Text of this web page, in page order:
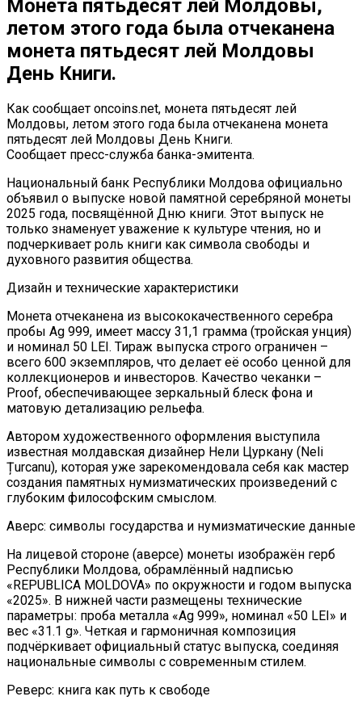
Монета пятьдесят лей Молдовы,
летом этого года была отчеканена
монета пятьдесят лей Молдовы
День Книги.
Как сообщает oncoins.net, монета пятьдесят лей
Молдовы, летом этого года была отчеканена монета
пятьдесят лей Молдовы День Книги.
Сообщает пресс-служба банка-эмитента.
Национальный банк Республики Молдова официально
объявил о выпуске новой памятной серебряной монеты
2025 года, посвящённой Дню книги. Этот выпуск не
только знаменует уважение к культуре чтения, но и
подчеркивает роль книги как символа свободы и
духовного развития общества.
Дизайн и технические характеристики
Монета отчеканена из высококачественного серебра
пробы Ag 999, имеет массу 31,1 грамма (тройская унция)
и номинал 50 LEI. Тираж выпуска строго ограничен –
всего 600 экземпляров, что делает её особо ценной для
коллекционеров и инвесторов. Качество чеканки –
Proof, обеспечивающее зеркальный блеск фона и
матовую детализацию рельефа.
Автором художественного оформления выступила
известная молдавская дизайнер Нели Цуркану (Neli
Țurcanu), которая уже зарекомендовала себя как мастер
создания памятных нумизматических произведений с
глубоким философским смыслом.
Аверс: символы государства и нумизматические данные
На лицевой стороне (аверсе) монеты изображён герб
Республики Молдова, обрамлённый надписью
«REPUBLICA MOLDOVA» по окружности и годом выпуска
«2025». В нижней части размещены технические
параметры: проба металла «Ag 999», номинал «50 LEI» и
вес «31.1 g». Четкая и гармоничная композиция
подчёркивает официальный статус выпуска, соединяя
национальные символы с современным стилем.
Реверс: книга как путь к свободе